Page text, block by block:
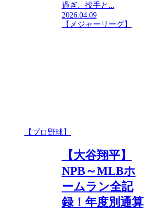
過ぎ、投手と...
2026.04.09
【メジャーリーグ】
【プロ野球】
【大谷翔平】
NPB～MLBホ
ームラン全記
録！年度別通算